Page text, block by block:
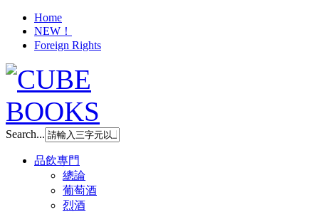
Home
NEW！
Foreign Rights
Search...
品飲專門
總論
葡萄酒
烈酒